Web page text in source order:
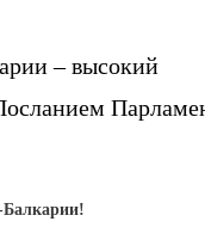
– высокий
Балкарии!